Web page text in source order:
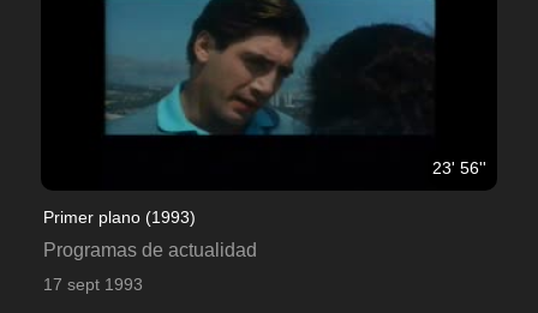
23' 56''
Primer plano (1993)
Programas de actualidad
17 sept 1993